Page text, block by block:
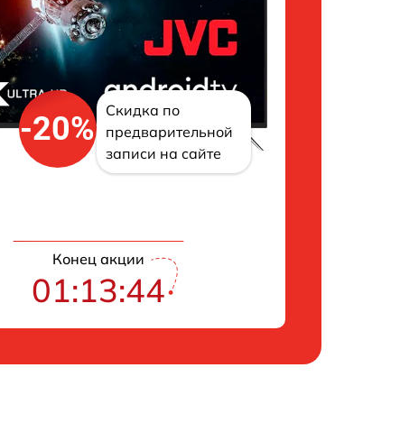
-20%
Скидка по
предварительной
записи на сайте
Конец акции
01:13:43